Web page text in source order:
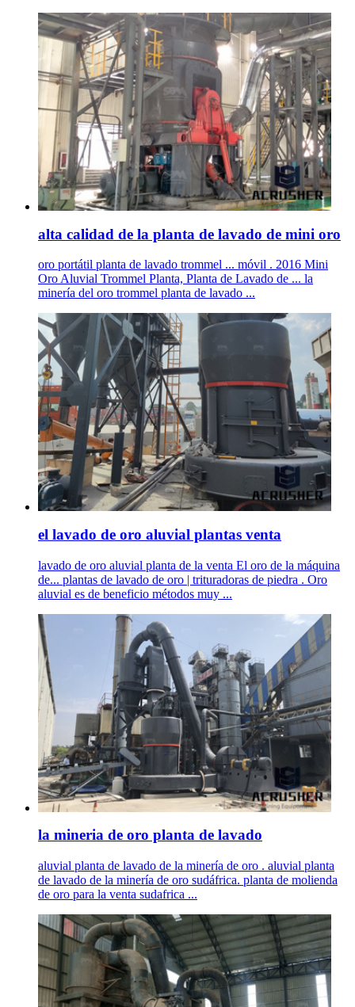
alta calidad de la planta de lavado de mini oro
oro portátil planta de lavado trommel ... móvil . 2016 Mini
Oro Aluvial Trommel Planta, Planta de Lavado de ... la
minería del oro trommel planta de lavado ...
el lavado de oro aluvial plantas venta
lavado de oro aluvial planta de la venta El oro de la máquina
de... plantas de lavado de oro | trituradoras de piedra . Oro
aluvial es de beneficio métodos muy ...
la mineria de oro planta de lavado
aluvial planta de lavado de la minería de oro . aluvial planta
de lavado de la minería de oro sudáfrica. planta de molienda
de oro para la venta sudafrica ...